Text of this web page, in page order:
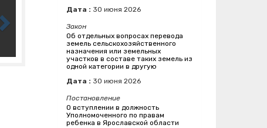
Дата : 30 июня 2026
Закон
Об отдельных вопросах перевода
земель сельскохозяйственного
назначения или земельных
участков в составе таких земель из
одной категории в другую
Дата : 30 июня 2026
Постановление
О вступлении в должность
Уполномоченного по правам
ребенка в Ярославской области